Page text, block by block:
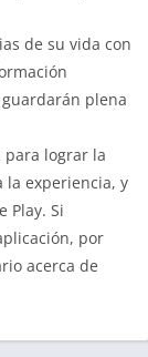
de su vida con
plena
para lograr la
la experiencia, y
Play. Si
por
acerca de